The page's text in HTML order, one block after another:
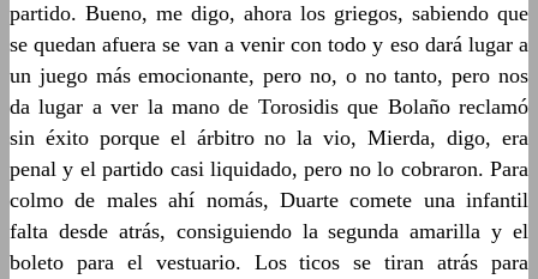
partido. Bueno, me digo, ahora los griegos, sabiendo que
se quedan afuera se van a venir con todo y eso dará lugar a
un juego más emocionante, pero no, o no tanto, pero nos
da lugar a ver la mano de Torosidis que Bolaño reclamó
sin éxito porque el árbitro no la vio, Mierda, digo, era
penal y el partido casi liquidado, pero no lo cobraron. Para
colmo de males ahí nomás, Duarte comete una infantil
falta desde atrás, consiguiendo la segunda amarilla y el
boleto para el vestuario. Los ticos se tiran atrás para